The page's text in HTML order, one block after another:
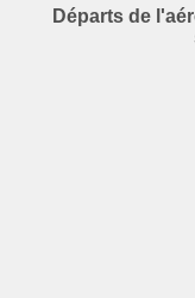
Départs de